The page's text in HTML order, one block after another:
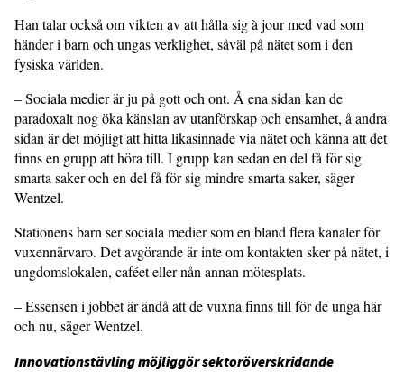
Han talar också om vikten av att hålla sig à jour med vad som
händer i barn och ungas verklighet, såväl på nätet som i den
fysiska världen.
– Sociala medier är ju på gott och ont. Å ena sidan kan de
paradoxalt nog öka känslan av utanförskap och ensamhet, å andra
sidan är det möjligt att hitta likasinnade via nätet och känna att det
finns en grupp att höra till. I grupp kan sedan en del få för sig
smarta saker och en del få för sig mindre smarta saker, säger
Wentzel.
Stationens barn ser sociala medier som en bland flera kanaler för
vuxennärvaro. Det avgörande är inte om kontakten sker på nätet, i
ungdomslokalen, caféet eller nån annan mötesplats.
– Essensen i jobbet är ändå att de vuxna finns till för de unga här
och nu, säger Wentzel.
Innovationstävling möjliggör sektoröverskridande